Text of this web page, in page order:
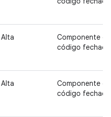
Alta
Componente de
código fechado
Alta
Componente de
código fechado